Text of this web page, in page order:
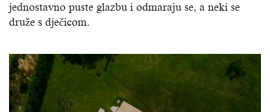
jednostavno puste glazbu i odmaraju se, a neki se
druže s dječicom.